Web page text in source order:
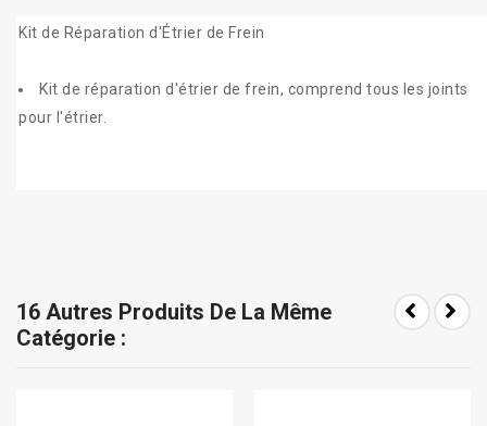
Kit de Réparation d'Étrier de Frein
Kit de réparation d'étrier de frein, comprend tous les joints
pour l'étrier.
16 Autres Produits De La Même
Catégorie :